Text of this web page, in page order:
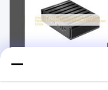
Intel 00 Mini PC LA Dual COM